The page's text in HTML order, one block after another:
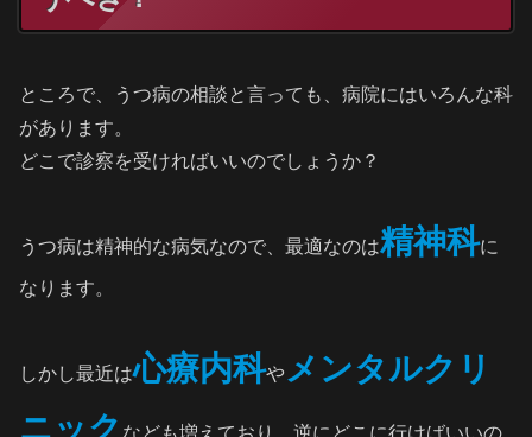
ところで、うつ病の相談と言っても、病院にはいろんな科
があります。
どこで診察を受ければいいのでしょうか？
うつ病は精神的な病気なので、最適なのは精神科に
なります。
しかし最近は心療内科や メンタルクリ
ニック なども増えており、逆にどこに行けばいいの